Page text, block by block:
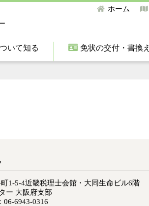
ホーム
いて知る 免状の交付・書換え
1-5-4近畿税理士会館・大同生命ビル6階
ー 大阪府支部
6943-0316